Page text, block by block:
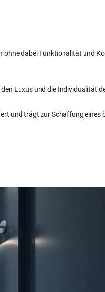
ohne dabei Funktionalität und
Luxus und die Individualität
und trägt zur Schaffung eines